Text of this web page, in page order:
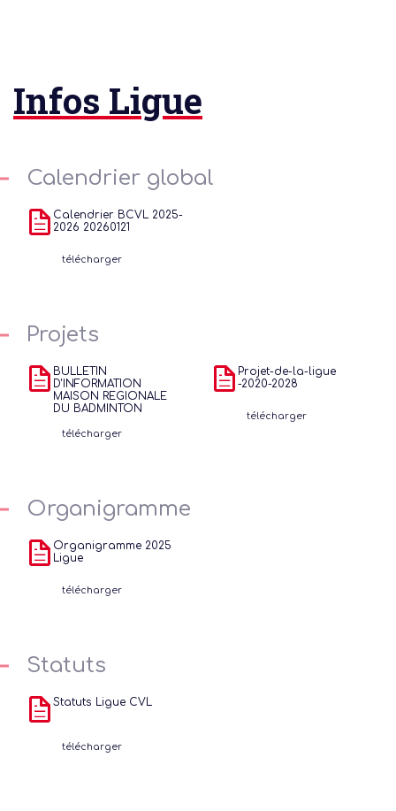
Infos Ligue
Calendrier global
Calendrier BCVL 2025-
2026 20260121
télécharger
Projets
BULLETIN
D'INFORMATION
MAISON REGIONALE
DU BADMINTON
télécharger
Projet-de-la-ligue
-2020-2028
télécharger
Organigramme
Organigramme 2025
Ligue
télécharger
Statuts
Statuts Ligue CVL
télécharger